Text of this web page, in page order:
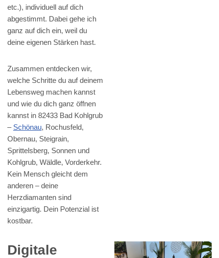
etc.), individuell auf dich
abgestimmt. Dabei gehe ich
ganz auf dich ein, weil du
deine eigenen Stärken hast.
Zusammen entdecken wir,
welche Schritte du auf deinem
Lebensweg machen kannst
und wie du dich ganz öffnen
kannst in 82433 Bad Kohlgrub
– Schönau, Rochusfeld,
Obernau, Steigrain,
Sprittelsberg, Sonnen und
Kohlgrub, Wäldle, Vorderkehr.
Kein Mensch gleicht dem
anderen – deine
Herzdiamanten sind
einzigartig. Dein Potenzial ist
kostbar.
Digitale